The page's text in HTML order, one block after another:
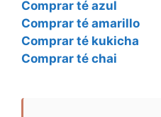
Comprar té azul
Comprar té amarillo
Comprar té kukicha
Comprar té chai